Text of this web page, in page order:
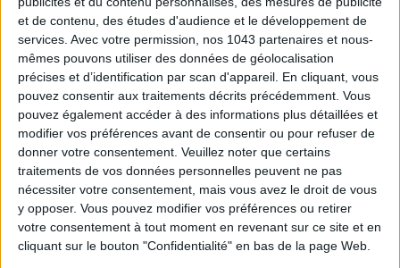
et de contenu, des études d'audience et le développement de
services. Avec votre permission, nos 1043 partenaires et nous-
mêmes pouvons utiliser des données de géolocalisation
précises et d’identification par scan d'appareil. En cliquant, vous
pouvez consentir aux traitements décrits précédemment. Vous
pouvez également accéder à des informations plus détaillées et
modifier vos préférences avant de consentir ou pour refuser de
donner votre consentement. Veuillez noter que certains
traitements de vos données personnelles peuvent ne pas
nécessiter votre consentement, mais vous avez le droit de vous
y opposer. Vous pouvez modifier vos préférences ou retirer
votre consentement à tout moment en revenant sur ce site et en
cliquant sur le bouton "Confidentialité" en bas de la page Web.
Inscrivez-vous à notre newsletter
S'INSCRIRE